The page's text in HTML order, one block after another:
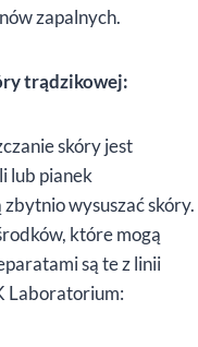
zapalnych.
trądzikowej:
skóry jest
lub pianek
wysuszać skóry.
które mogą
są te z linii
Laboratorium: